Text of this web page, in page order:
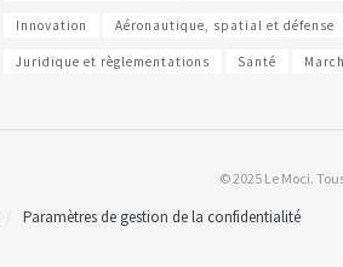
Innovation Aéronautique, spatial et défense
Juridique et règlementations Santé
© 2025 Le Moci.
Paramètres de gestion de la confidentialité